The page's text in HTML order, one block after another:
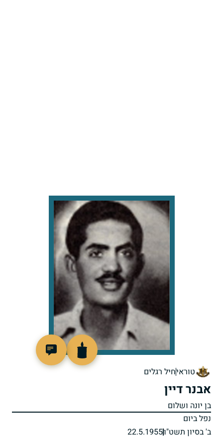
טוראיחיל רגלים
אבנר דיין
בן יונה ושלום
נפל ביום
ב' בסיון תשט"ו22.5.1955